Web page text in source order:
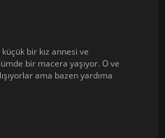
bir kız annesi ve
bir macera yaşıyor. O ve
ama bazen yardıma